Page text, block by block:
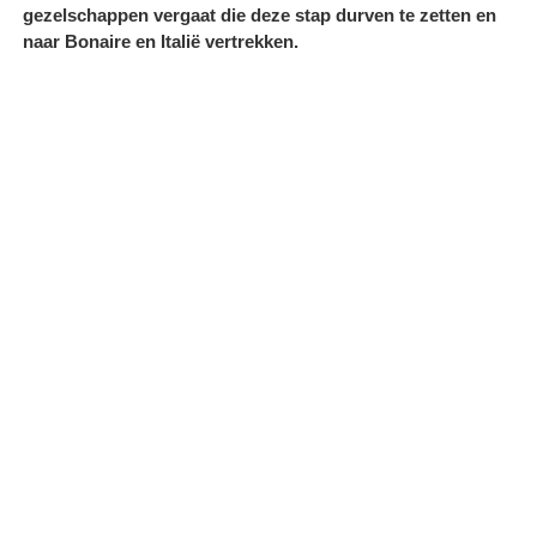
gezelschappen vergaat die deze stap durven te zetten en
naar Bonaire en Italië vertrekken.